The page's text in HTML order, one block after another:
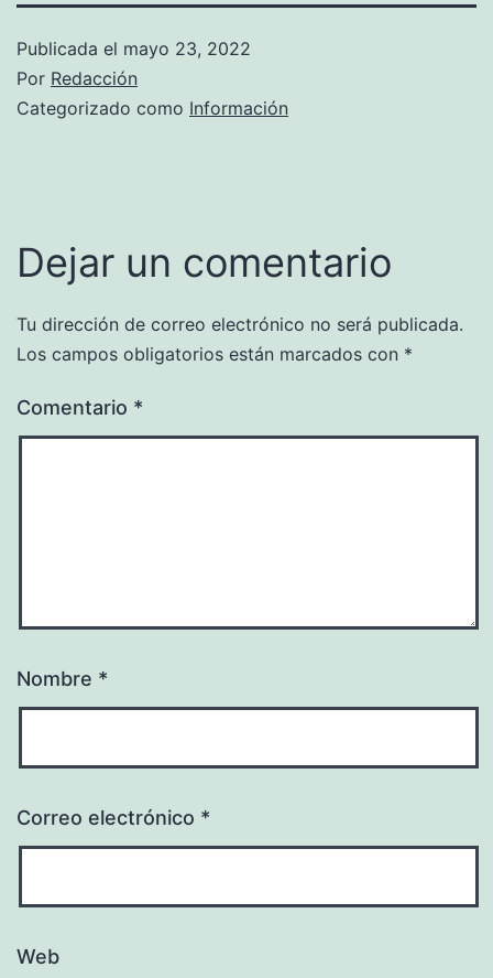
Publicada el mayo 23, 2022
Por Redacción
Categorizado como Información
Dejar un comentario
Tu dirección de correo electrónico no será publicada.
Los campos obligatorios están marcados con *
Comentario *
Nombre *
Correo electrónico *
Web